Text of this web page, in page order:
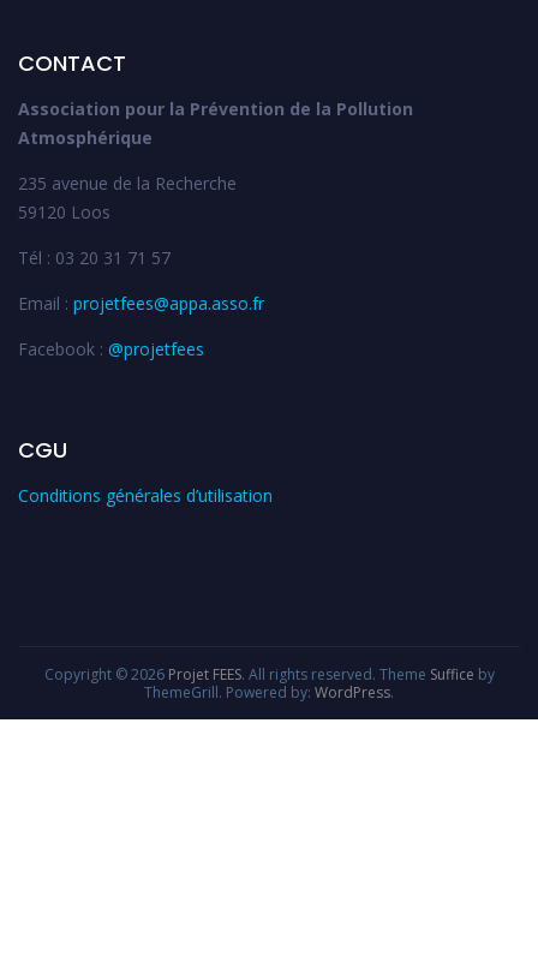
CONTACT
Association pour la Prévention de la Pollution
Atmosphérique
235 avenue de la Recherche
59120 Loos
Tél : 03 20 31 71 57
Email : projetfees@appa.asso.fr
Facebook : @projetfees
CGU
Conditions générales d’utilisation
Copyright © 2026 Projet FEES. All rights reserved. Theme Suffice by
ThemeGrill. Powered by: WordPress.